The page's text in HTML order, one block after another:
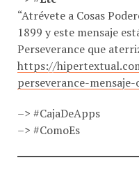
1899 y este mensaje
Perseverance que
https://
perseverance-
–> #ComoEs